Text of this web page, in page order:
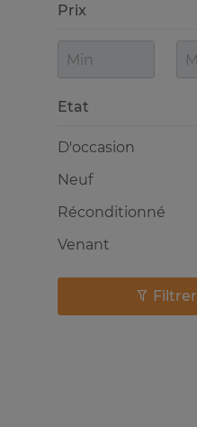
Prix
Etat
D'occasion
Neuf
Réconditionné
Venant
Filtrer